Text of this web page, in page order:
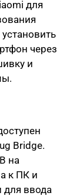
для
через
и
Bridge.
на
к ПК и
для ввода